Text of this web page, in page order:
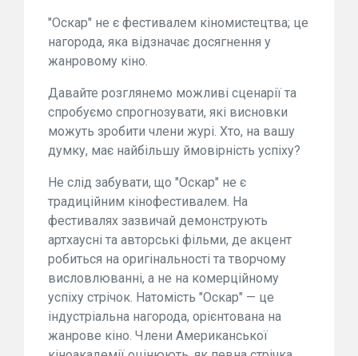
"Оскар" не є фестивалем кіномистецтва; це
нагорода, яка відзначає досягнення у
жанровому кіно.
Давайте розглянемо можливі сценарії та
спробуємо спрогнозувати, які висновки
можуть зробити члени журі. Хто, на вашу
думку, має найбільшу ймовірність успіху?
Не слід забувати, що "Оскар" не є
традиційним кінофестивалем. На
фестивалях зазвичай демонструють
артхаусні та авторські фільми, де акцент
робиться на оригінальності та творчому
висловлюванні, а не на комерційному
успіху стрічок. Натомість "Оскар" — це
індустріальна нагорода, орієнтована на
жанрове кіно. Члени Американської